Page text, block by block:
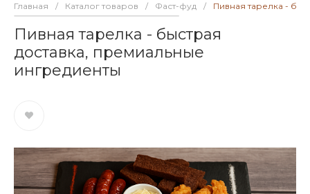
Главная / Каталог товаров / Фаст-фуд / Пивная тарелка -
Пивная тарелка - быстрая
доставка, премиальные
ингредиенты